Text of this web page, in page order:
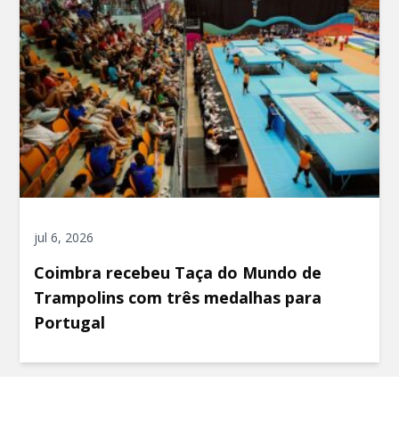
jul 6, 2026
Coimbra recebeu Taça do Mundo de
Trampolins com três medalhas para
Portugal